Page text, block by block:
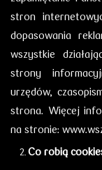
stron
dopasowania
wszystkie
strony
urzędów,
strona. Więcej
na stronie:
Co robią